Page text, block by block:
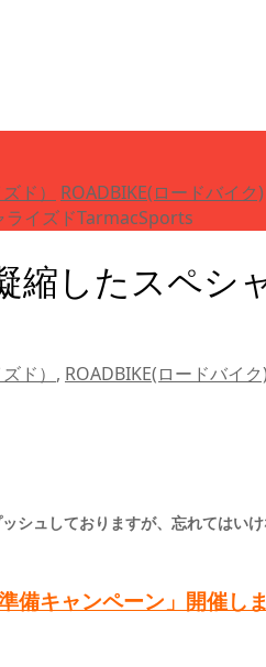
ド）
ROADBIKE(ロードバイク)
ライズドTarmacSports
縮したスペシ
ド） , ROADBIKE(ロードバイク)
シュしておりますが、忘れてはい
備キャンペーン」開催し